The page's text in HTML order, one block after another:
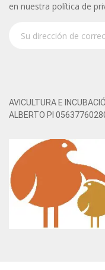
en nuestra política de
AVICULTURA E
ALBERTO PI